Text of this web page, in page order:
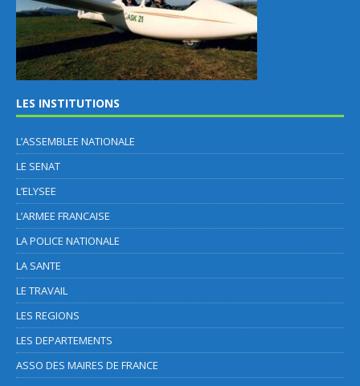
LES INSTITUTIONS
L’ASSEMBLEE NATIONALE
LE SENAT
L’ELYSEE
L’ARMEE FRANCAISE
LA POLICE NATIONALE
LA SANTE
LE TRAVAIL
LES REGIONS
LES DEPARTEMENTS
ASSO DES MAIRES DE FRANCE